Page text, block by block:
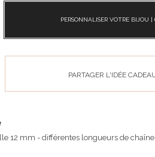
PERSONNALISER VOTRE BIJOU |
PARTAGER L'IDÉE
12 mm - différentes longueurs de chaîne